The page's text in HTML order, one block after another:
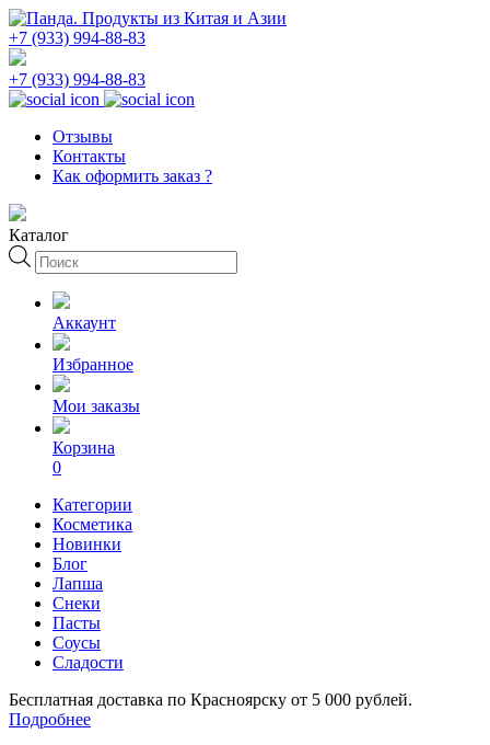
+7 (933) 994-88-83
+7 (933) 994-88-83
Отзывы
Контакты
Как оформить заказ ?
Каталог
Поиск
товаров
Аккаунт
Избранное
Мои заказы
Корзина
0
Категории
Косметика
Новинки
Блог
Лапша
Снеки
Пасты
Соусы
Сладости
Бесплатная доставка по Красноярску от 5 000 рублей.
Подробнее